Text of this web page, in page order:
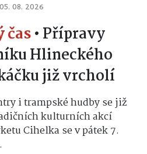
05. 08. 2026
čas• Přípravy
Hlineckého
již vrcholí
i trampské hudby se již
kulturních akcí
Cihelka se v pátek 7.